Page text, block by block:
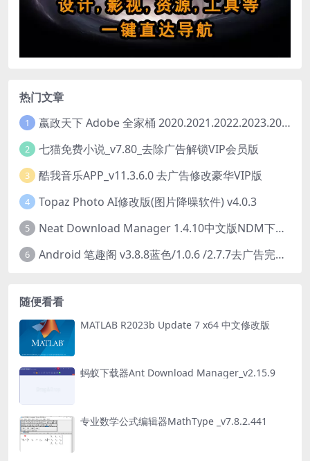
热门文章
1 嬴政天下 Adobe 全家桶 2020.2021.2022.2023.2024.2025大师版（2025年08月版 ）
2 七猫免费小说_v7.80_去除广告解锁VIP会员版
3 酷我音乐APP_v11.3.6.0 去广告修改豪华VIP版
4 Topaz Photo AI修改版(图片降噪软件) v4.0.3
5 Neat Download Manager 1.4.10中文版NDM下载器简称NDM
6 Android 笔趣阁 v3.8.8蓝色/1.0.6 /2.7.7去广告完美版
随便看看
MATLAB R2023b Update 7 x64 中文修改版
蚂蚁下载器Ant Download Manager_v2.15.9
专业数学公式编辑器MathType _v7.8.2.441